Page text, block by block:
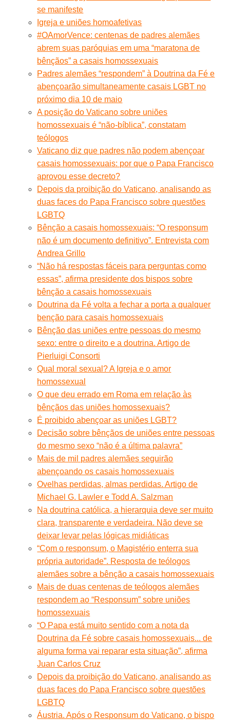
se manifeste
Igreja e uniões homoafetivas
#OAmorVence: centenas de padres alemães
abrem suas paróquias em uma “maratona de
bênçãos” a casais homossexuais
Padres alemães “respondem” à Doutrina da Fé e
abençoarão simultaneamente casais LGBT no
próximo dia 10 de maio
A posição do Vaticano sobre uniões
homossexuais é “não-bíblica”, constatam
teólogos
Vaticano diz que padres não podem abençoar
casais homossexuais: por que o Papa Francisco
aprovou esse decreto?
Depois da proibição do Vaticano, analisando as
duas faces do Papa Francisco sobre questões
LGBTQ
Bênção a casais homossexuais: “O responsum
não é um documento definitivo”. Entrevista com
Andrea Grillo
“Não há respostas fáceis para perguntas como
essas”, afirma presidente dos bispos sobre
bênção a casais homossexuais
Doutrina da Fé volta a fechar a porta a qualquer
benção para casais homossexuais
Bênção das uniões entre pessoas do mesmo
sexo: entre o direito e a doutrina. Artigo de
Pierluigi Consorti
Qual moral sexual? A Igreja e o amor
homossexual
O que deu errado em Roma em relação às
bênçãos das uniões homossexuais?
É proibido abençoar as uniões LGBT?
Decisão sobre bênçãos de uniões entre pessoas
do mesmo sexo “não é a última palavra”
Mais de mil padres alemães seguirão
abençoando os casais homossexuais
Ovelhas perdidas, almas perdidas. Artigo de
Michael G. Lawler e Todd A. Salzman
Na doutrina católica, a hierarquia deve ser muito
clara, transparente e verdadeira. Não deve se
deixar levar pelas lógicas midiáticas
“Com o responsum, o Magistério enterra sua
própria autoridade”. Resposta de teólogos
alemães sobre a bênção a casais homossexuais
Mais de duas centenas de teólogos alemães
respondem ao “Responsum” sobre uniões
homossexuais
“O Papa está muito sentido com a nota da
Doutrina da Fé sobre casais homossexuais... de
alguma forma vai reparar esta situação”, afirma
Juan Carlos Cruz
Depois da proibição do Vaticano, analisando as
duas faces do Papa Francisco sobre questões
LGBTQ
Áustria. Após o Responsum do Vaticano, o bispo